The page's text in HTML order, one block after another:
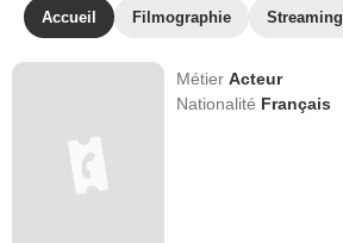
Accueil Filmographie Streaming
MétierActeur
Nationalité Français